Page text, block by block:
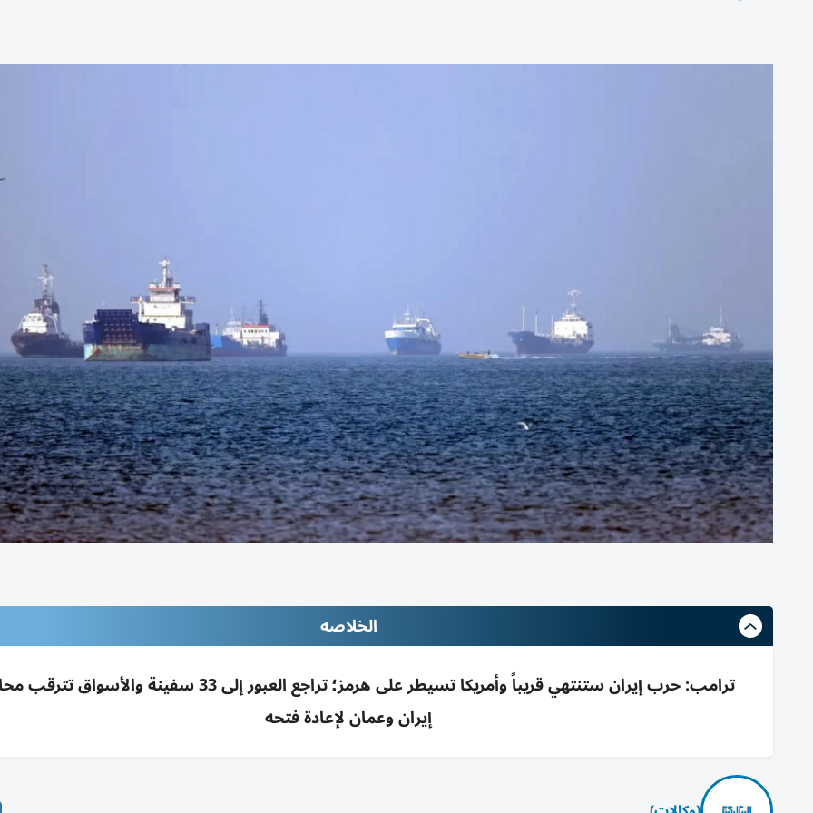
الخلاصه
ترامب: حرب إيران ستنتهي قريباً وأمريكا تسيطر على هرمز؛ تراجع العبور إلى 33 سفينة
إيران وعمان لإعادة فتحه